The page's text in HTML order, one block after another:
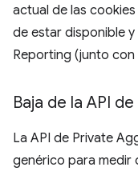
actual de las
de estar disponible
Reporting (junto con
Baja de la API
La API de Private
genérico para medir